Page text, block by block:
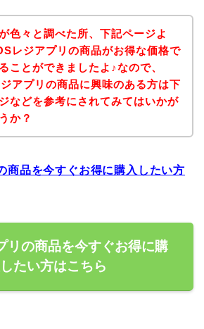
色々と調べた所、下記ページよ
レジアプリの商品がお得な価格で
ことができましたよ♪なので、
アプリの商品に興味のある方は下
などを参考にされてみてはいかが
か？
商品を今すぐお得に購入したい方
リの商品を今すぐお得に購
たい方はこちら